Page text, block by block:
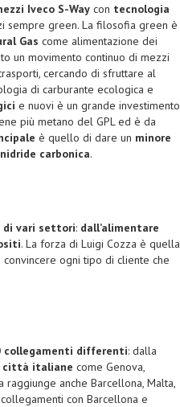
Iveco S-Way con tecnologia
sempre green. La filosofia green è
Gas come alimentazione dei
un movimento continuo di mezzi
cercando di sfruttare al
di carburante ecologica e
e nuovi è un grande investimento
più metano del GPL ed è da
è quello di dare un minore
carbonica.
vari settori: dall’alimentare
. La forza di Luigi Cozza è quella
ogni tipo di cliente che
collegamenti differenti: dalla
città italiane come Genova,
raggiunge anche Barcellona, Malta,
con Barcellona e